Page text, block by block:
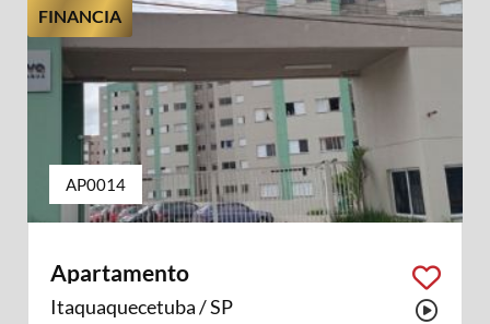
FINANCIA
AP0014
Apartamento
Itaquaquecetuba / SP